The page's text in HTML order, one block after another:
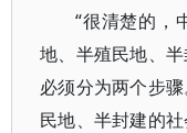
“很清楚的，
地、半殖民地、
必须分为两个步
民地、半封建的